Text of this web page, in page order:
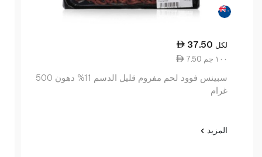
37.50 لكل
7.50 ١٠٠ جم
سبينس فوود لحم مفروم قليل الدسم 11% دهون 500
غرام
المزيد